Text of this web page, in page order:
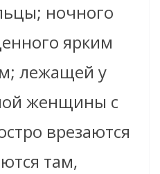
ночного
ярким
лежащей у
женщины с
врезаются
там,